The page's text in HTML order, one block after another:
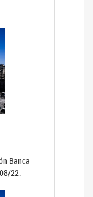
Banca
22.